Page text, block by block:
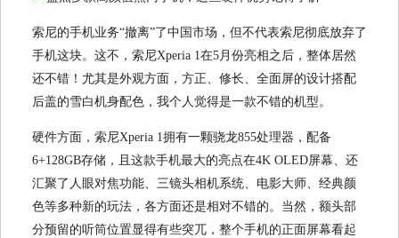
索尼的手机业务“撤离”了中国市场，但不代表索尼彻底放弃了
手机这块。这不，索尼Xperia 1在5月份亮相之后，整体居然
还不错！尤其是外观方面，方正、修长、全面屏的设计搭配
后盖的雪白机身配色，我个人觉得是一款不错的机型。
硬件方面，索尼Xperia 1拥有一颗骁龙855处理器，配备
6+128GB存储，且这款手机最大的亮点在4K OLED屏幕、还
汇聚了人眼对焦功能、三镜头相机系统、电影大师、经典颜
色等多种新的玩法，各方面还是相对不错的。当然，额头部
分预留的听筒位置显得有些突兀，整个手机的正面屏幕看起